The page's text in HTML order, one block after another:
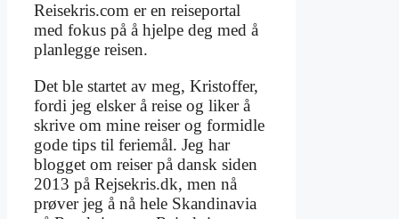
Reisekris.com er en reiseportal
med fokus på å hjelpe deg med å
planlegge reisen.
Det ble startet av meg, Kristoffer,
fordi jeg elsker å reise og liker å
skrive om mine reiser og formidle
gode tips til feriemål. Jeg har
blogget om reiser på dansk siden
2013 på Rejsekris.dk, men nå
prøver jeg å nå hele Skandinavia